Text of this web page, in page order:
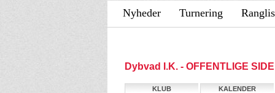
Nyheder Turnering
Dybvad I.K. - OFFENTLIGE
KLUB
KALENDER